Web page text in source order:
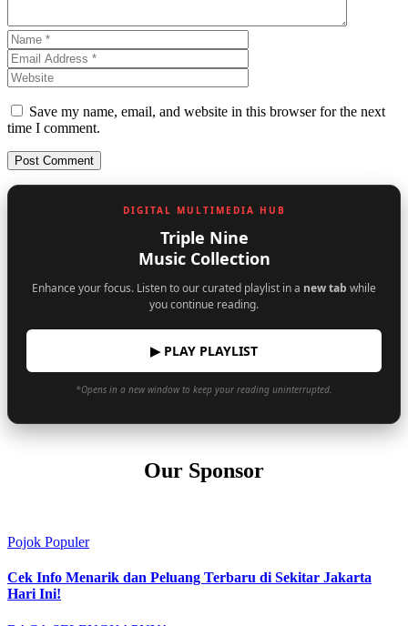
Save my name, email, and website in this browser for the next
time I comment.
DIGITAL MULTIMEDIA HUB
Triple Nine
Music Collection
Enhance your focus. Listen to our curated playlist in a new tab while
you continue reading.
▶ PLAY PLAYLIST
*Opens in a new window to keep your reading uninterrupted.
Our Sponsor
Pojok Populer
Cek Info Menarik dan Peluang Terbaru di Sekitar Jakarta
Hari Ini!